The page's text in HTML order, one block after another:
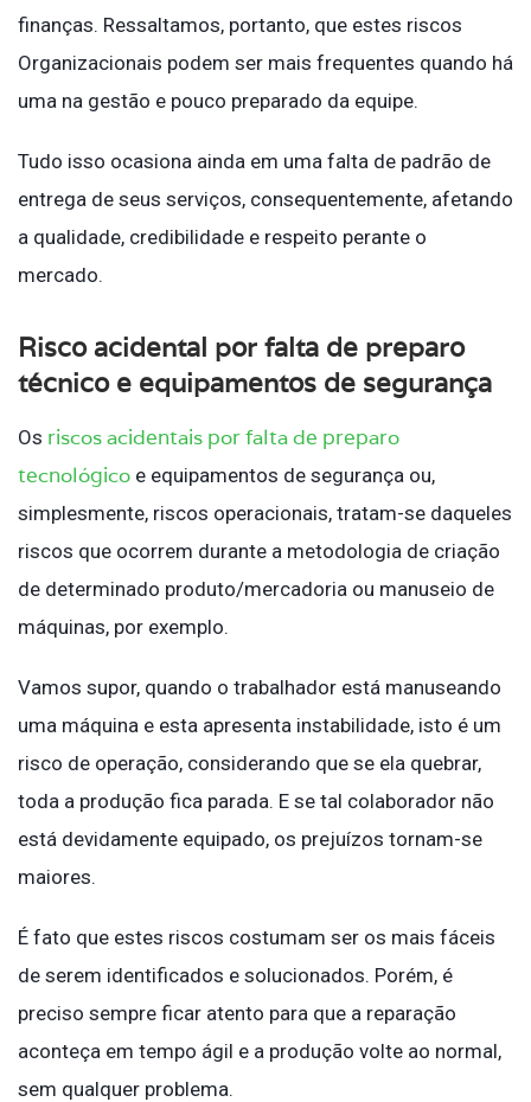
finanças. Ressaltamos, portanto, que estes riscos
Organizacionais podem ser mais frequentes quando há
uma na gestão e pouco preparado da equipe.
Tudo isso ocasiona ainda em uma falta de padrão de
entrega de seus serviços, consequentemente, afetando
a qualidade, credibilidade e respeito perante o
mercado.
Risco acidental por falta de preparo
técnico e equipamentos de segurança
Os riscos acidentais por falta de preparo
tecnológico e equipamentos de segurança ou,
simplesmente, riscos operacionais, tratam-se daqueles
riscos que ocorrem durante a metodologia de criação
de determinado produto/mercadoria ou manuseio de
máquinas, por exemplo.
Vamos supor, quando o trabalhador está manuseando
uma máquina e esta apresenta instabilidade, isto é um
risco de operação, considerando que se ela quebrar,
toda a produção fica parada. E se tal colaborador não
está devidamente equipado, os prejuízos tornam-se
maiores.
É fato que estes riscos costumam ser os mais fáceis
de serem identificados e solucionados. Porém, é
preciso sempre ficar atento para que a reparação
aconteça em tempo ágil e a produção volte ao normal,
sem qualquer problema.